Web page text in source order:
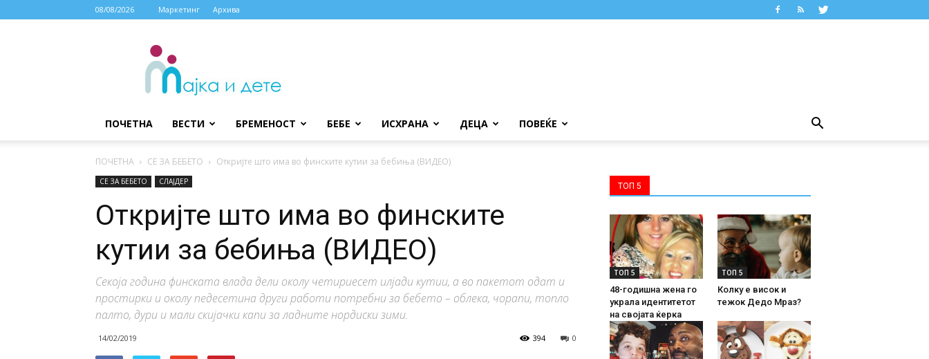
08/08/2026 Маркетинг Архива
МАЈКА
ДЕТЕ
ПОЧЕТНА ВЕСТИ БРЕМЕНОСТ БЕБЕ ИСХРАНА ДЕЦА ПОВЕЌЕ
ПОЧЕТНА СЕ ЗА БЕБЕТО Откријте што има во финските кутии за бебиња (ВИДЕО)
СЕ ЗА БЕБЕТО СЛАЈДЕР
Откријте што има во финските
кутии за бебиња (ВИДЕО)
Секоја година финската влада дели околу четириесет илјади кутии, а во пакетот одат и
простирки и околу педесетина други работи потребни за бебето – облека, чорапи, топло
палто, дури и мали скијачки капи за ладните нордиски зими.
14/02/2019 0
394
ТОП 5
ТОП 5
48-годишна жена го
украла идентитетот
на својата ќерка
ТОП 5
Колку е висок и
тежок Дедо Мраз?